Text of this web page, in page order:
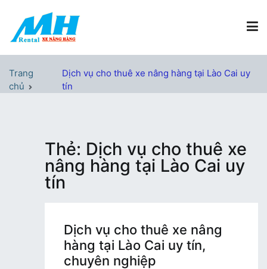
nội
Xe Nâng Hàng MH Rental
Trang
chủ
Dịch vụ cho thuê xe nâng hàng tại Lào Cai uy
tín
Thẻ: Dịch vụ cho thuê xe
nâng hàng tại Lào Cai uy
tín
Dịch vụ cho thuê xe nâng
hàng tại Lào Cai uy tín,
chuyên nghiệp